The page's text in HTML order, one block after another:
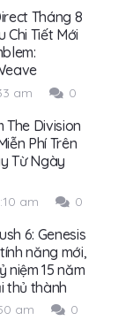
Tháng 8
Chi Tiết Mới
am 0
The Division
Phí Trên
Từ Ngày
am 0
6: Genesis
năng mới,
niệm 15 năm
thủ thành
am 0